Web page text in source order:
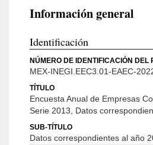
Información general
Identificación
NÚMERO DE IDENTIFICACIÓN DEL
MEX-INEGI.EEC3.01-EAEC-
TÍTULO
Encuesta Anual de Empresas
Serie 2013, Datos
SUB-TÍTULO
Datos correspondientes al año